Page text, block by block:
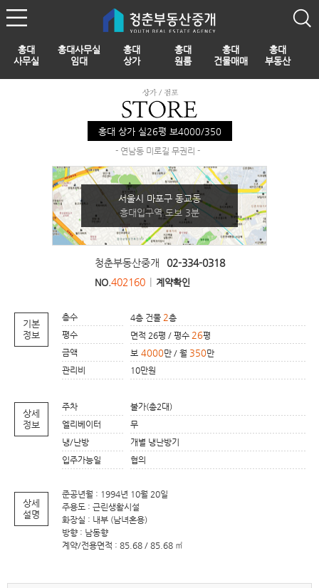
홍대
사무실
홍대사무실
임대
홍대
상가
홍대
원룸
홍대
건물매매
홍대
부동산
서울시 마포구 동교동
홍대입구역 도보 3분
홍대 상가 실26평 보4000/350
- 연남동 미로길 무권리 -
청춘부동산중개 02-334-0318
NO.402160 계약확인
기본
정보
층수 4층 건물 2층
평수
면적 26평 / 평수 26평
금액
보4000만 / 월 350만
관리비
10만원
상세
정보
주차
불가(총2대)
엘리베이터
무
냉/난방
개별 냉난방기
입주가능일
협의
상세
설명
준공년월 : 1994년 10월 20일
주용도 : 근린생활시설
화장실 : 내부 (남녀혼용)
방향 : 남동향
계약/전용면적 : 85.68 / 85.68 ㎡